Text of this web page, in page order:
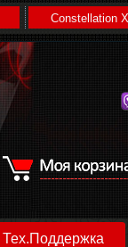
Constellation X
Тех.Поддержка